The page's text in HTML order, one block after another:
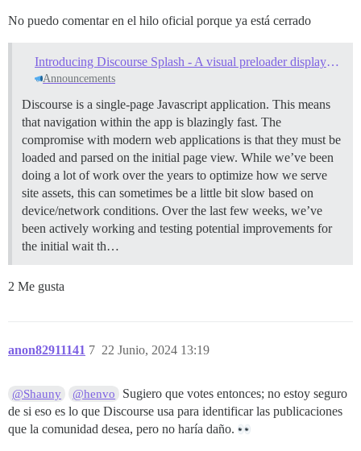
No puedo comentar en el hilo oficial porque ya está cerrado
Introducing Discourse Splash - A visual preloader displayed while site assets load
Announcements
Discourse is a single-page Javascript application. This means
that navigation within the app is blazingly fast. The
compromise with modern web applications is that they must be
loaded and parsed on the initial page view. While we’ve been
doing a lot of work over the years to optimize how we serve
site assets, this can sometimes be a little bit slow based on
device/network conditions. Over the last few weeks, we’ve
been actively working and testing potential improvements for
the initial wait th…
2 Me gusta
anon82911141 22 Junio, 2024 13:19
7
@Shauny @henvo
Sugiero que votes entonces; no estoy seguro
de si eso es lo que Discourse usa para identificar las publicaciones
que la comunidad desea, pero no haría daño.